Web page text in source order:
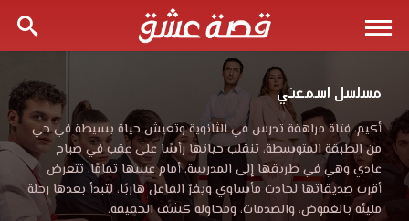
مسلسل اسمعني
أكيم، فتاة مراهقة تدرس في الثانوية وتعيش حياة بسيطة في حي
من الطبقة المتوسطة، تنقلب حياتها رأسًا على عقب في صباح
عادي وهي في طريقها إلى المدرسة. أمام عينيها تمامًا، تتعرض
أقرب صديقاتها لحادث مأساوي ويفرّ الفاعل هاربًا، لتبدأ بعدها رحلة
مليئة بالغموض، والصدمات، ومحاولة كشف الحقيقة.